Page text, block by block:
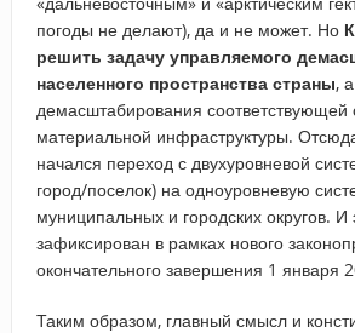
погоды не делают), да и не может. Но
решить задачу управляемого
населенного пространства страны,
демасштабирования соответствующей
материальной инфраструктуры.
начался переход с двухуровневой
город/поселок) на одноуровневую
муниципальных и городских округов. И
зафиксирован в рамках нового
окончательного завершения 1 января
Таким образом, главный смысл и